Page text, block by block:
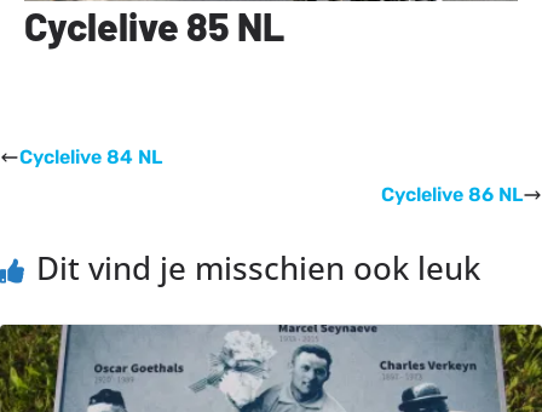
Cyclelive 85 NL
Cyclelive 84 NL
Cyclelive 86 NL
Dit vind je misschien ook leuk